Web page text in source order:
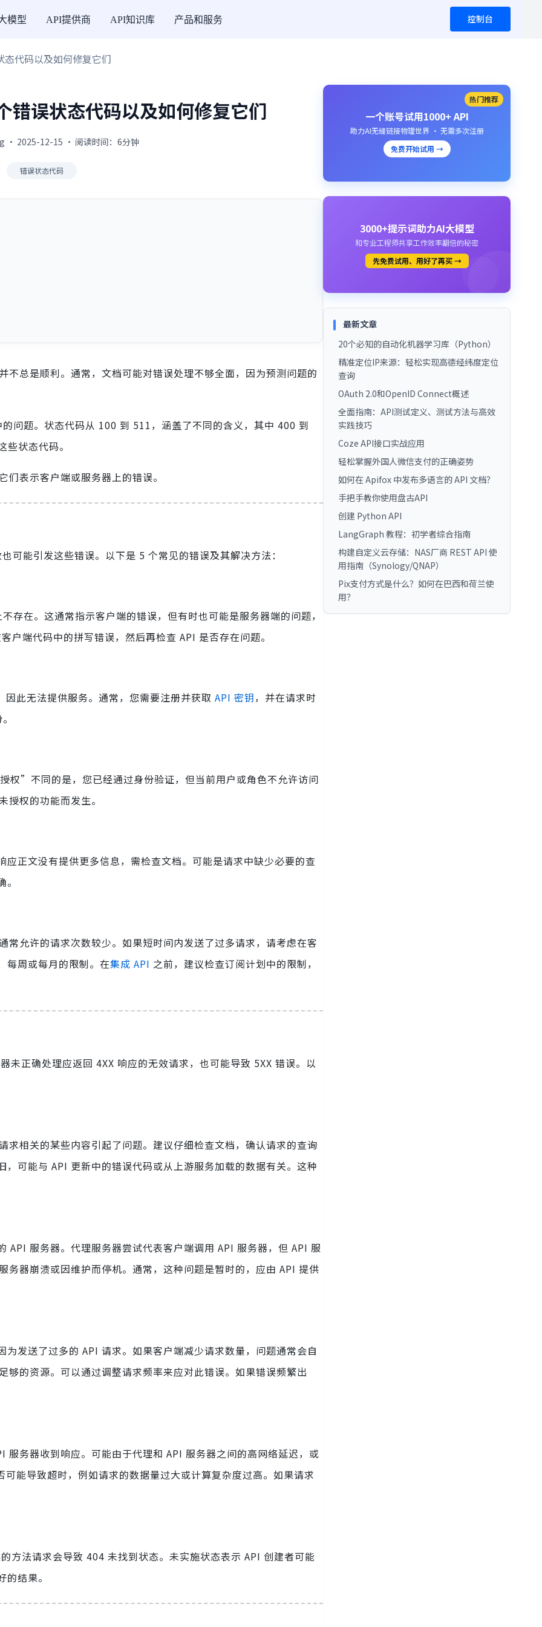
模型 API提供商 API知识库 产品和服务 控制台
代码以及如何修复它们
错误状态代码以及如何修复它们
· 2025-12-15 · 阅读时间：6分钟
错误状态代码
不总是顺利。通常，文档可能对错误处理不够全面，因为预测问题的
问题。状态代码从 100 到 511，涵盖了不同的含义，其中 400 到
状态代码。
表示客户端或服务器上的错误。
可能引发这些错误。以下是 5 个常见的错误及其解决方法：
存在。这通常指示客户端的错误，但有时也可能是服务器端的问题，
户端代码中的拼写错误，然后再检查 API 是否存在问题。
此无法提供服务。通常，您需要注册并获取 API 密钥，并在请求时
”不同的是，您已经通过身份验证，但当前用户或角色不允许访问
权的功能而发生。
正文没有提供更多信息，需检查文档。可能是请求中缺少必要的查
允许的请求次数较少。如果短时间内发送了过多请求，请考虑在客
每周或每月的限制。在集成 API 之前，建议检查订阅计划中的限制，
未正确处理应返回 4XX 响应的无效请求，也可能导致 5XX 错误。以
求相关的某些内容引起了问题。建议仔细检查文档，确认请求的查询
可能与 API 更新中的错误代码或从上游服务加载的数据有关。这种
API 服务器。代理服务器尝试代表客户端调用 API 服务器，但 API 服
务器崩溃或因维护而停机。通常，这种问题是暂时的，应由 API 提供
发送了过多的 API 请求。如果客户端减少请求数量，问题通常会自
的资源。可以通过调整请求频率来应对此错误。如果错误频繁出
服务器收到响应。可能由于代理和 API 服务器之间的高网络延迟，或
能导致超时，例如请求的数据量过大或计算复杂度过高。如果请求
方法请求会导致 404 未找到状态。未实施状态表示 API 创建者可能
结果。
热门推荐
一个账号试用1000+ API
助力AI无缝链接物理世界 · 无需多次注册
免费开始试用 →
3000+提示词助力AI大模型
和专业工程师共享工作效率翻倍的秘密
先免费试用、用好了再买 →
最新文章
20个必知的自动化机器学习库（Python）
精准定位IP来源：轻松实现高德经纬度定位
查询
OAuth 2.0和OpenID Connect概述
全面指南：API测试定义、测试方法与高效
实践技巧
Coze API接口实战应用
轻松掌握外国人微信支付的正确姿势
如何在 Apifox 中发布多语言的 API 文档？
手把手教你使用盘古API
创建 Python API
LangGraph 教程：初学者综合指南
构建自定义云存储：NAS厂商 REST API 使
用指南（Synology/QNAP）
Pix支付方式是什么？如何在巴西和荷兰使
用？